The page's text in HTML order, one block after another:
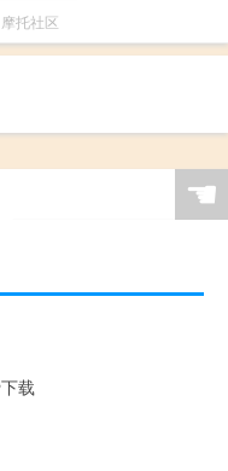
摩托社区
☚